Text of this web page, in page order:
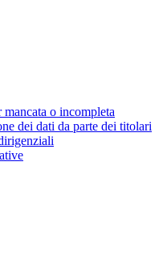
mancata o incompleta
dei dati da parte dei titolari